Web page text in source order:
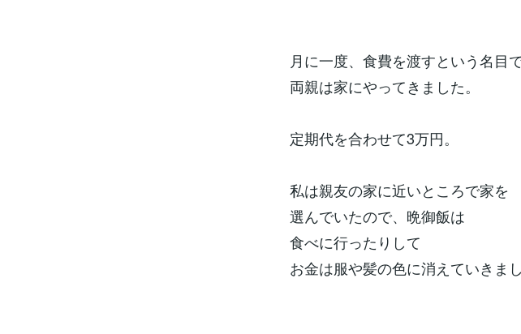
月に一度、食費を渡すという名目
両親は家にやってきました。
定期代を合わせて3万円。
私は親友の家に近いところで家を
選んでいたので、晩御飯は
食べに行ったりして
お金は服や髪の色に消えていきまし